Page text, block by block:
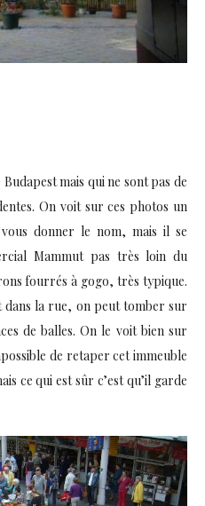
mais qui ne sont pas de
On voit sur ces photos un
donner le nom, mais il se
Mammut pas très loin du
fourrés à gogo, très typique.
dans la rue, on peut tomber sur
de balles. On le voit bien sur
de retaper cet immeuble
ce qui est sûr c’est qu’il garde